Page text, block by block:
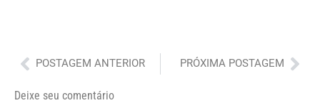
Anterior
POSTAGEM ANTERIOR PRÓXIMA POSTAGEM
Deixe seu comentário